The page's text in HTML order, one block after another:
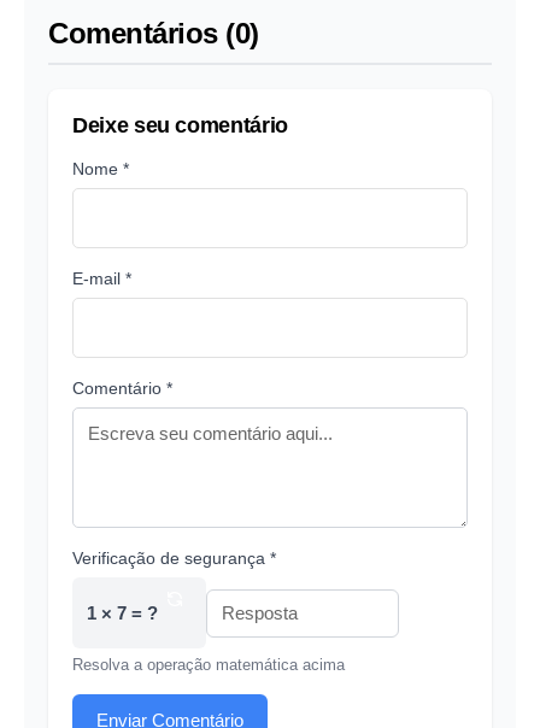
Comentários (0)
Deixe seu comentário
Nome *
E-mail *
Comentário *
Verificação de segurança *
1 × 7 = ?
Resolva a operação matemática acima
Enviar Comentário